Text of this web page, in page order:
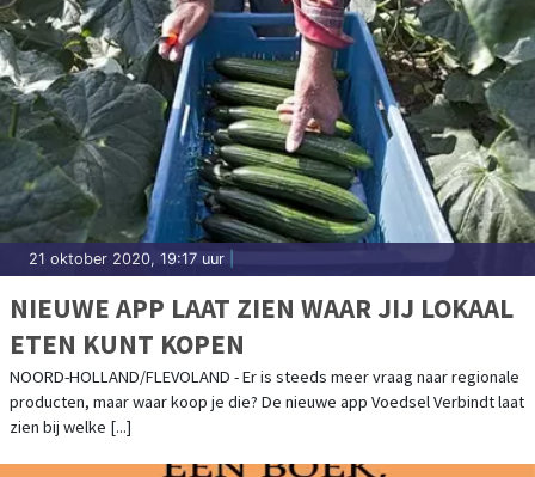
21 oktober 2020, 19:17 uur
NIEUWE APP LAAT ZIEN WAAR JIJ LOKAAL
ETEN KUNT KOPEN
NOORD-HOLLAND/FLEVOLAND - Er is steeds meer vraag naar regionale
producten, maar waar koop je die? De nieuwe app Voedsel Verbindt laat
zien bij welke [...]